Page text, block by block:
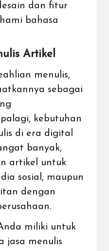
dan fitur
bahasa
Artikel
menulis,
sebagai
kebutuhan
di era digital
banyak,
artikel untuk
sosial, maupun
dengan
miliki untuk
jasa menulis